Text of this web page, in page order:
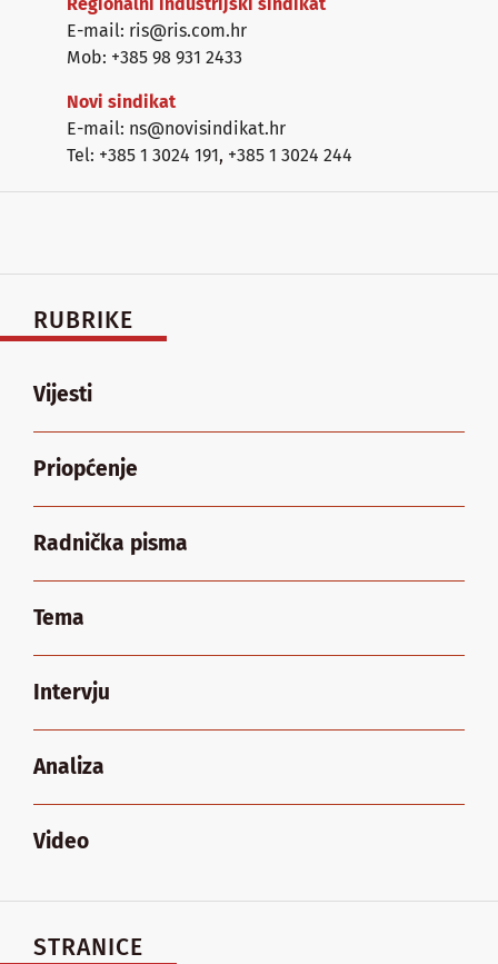
E-mail: ris@ris.com.hr
Mob: +385 98 931 2433
Novi sindikat
E-mail: ns@novisindikat.hr
Tel: +385 1 3024 191, +385 1 3024 244
RUBRIKE
Vijesti
Priopćenje
Radnička pisma
Tema
Intervju
Analiza
Video
STRANICE